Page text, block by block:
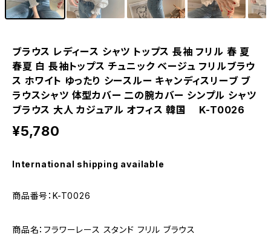
ブラウス レディース シャツ トップス 長袖 フリル 春 夏
春夏 白 長袖トップス チュニック ベージュ フリルブラウ
ス ホワイト ゆったり シースルー キャンディスリーブ ブ
ラウスシャツ 体型カバー 二の腕カバー シンプル シャツ
ブラウス 大人 カジュアル オフィス 韓国 K-T0026
¥5,780
International shipping available
商品番号：K-T0026
商品名：フラワーレース スタンド フリル ブラウス